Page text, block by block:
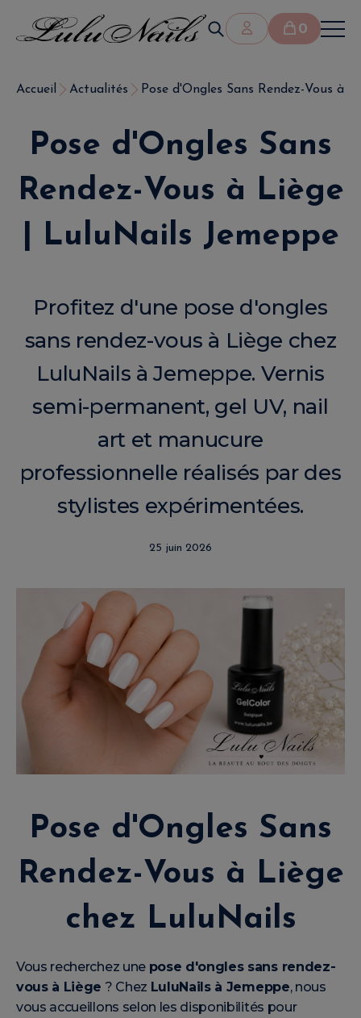
0
Accueil Actualités Pose d'Ongles Sans Rendez-Vous à
Pose d'Ongles Sans
Rendez-Vous à Liège
| LuluNails Jemeppe
Profitez d'une pose d'ongles
sans rendez-vous à Liège chez
LuluNails à Jemeppe. Vernis
semi-permanent, gel UV, nail
art et manucure
professionnelle réalisés par des
stylistes expérimentées.
25 juin 2026
Pose d'Ongles Sans
Rendez-Vous à Liège
chez LuluNails
Vous recherchez une pose d'ongles sans rendez-
vous à Liège ? Chez LuluNails à Jemeppe, nous
vous accueillons selon les disponibilités pour